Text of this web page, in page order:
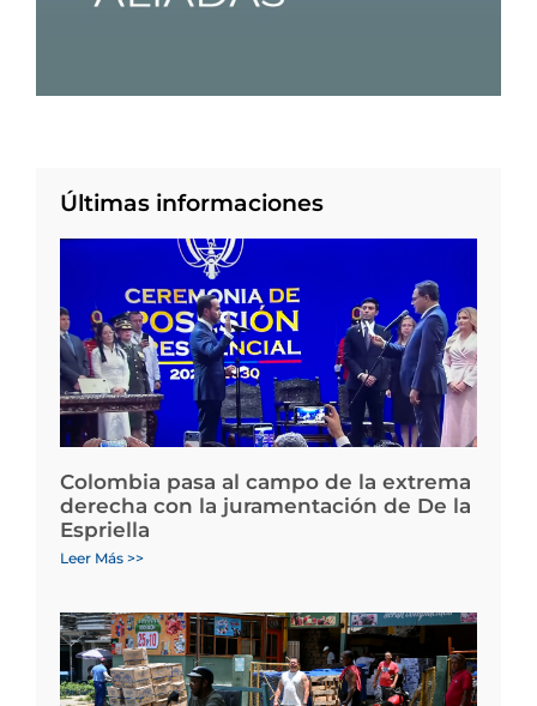
Últimas informaciones
Colombia pasa al campo de la extrema
derecha con la juramentación de De la
Espriella
Leer Más >>